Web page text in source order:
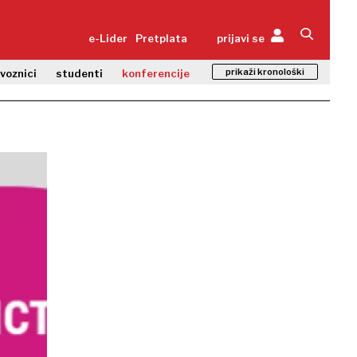
e-Lider Pretplata prijavi se
studenti konferencije prikaži kronološki